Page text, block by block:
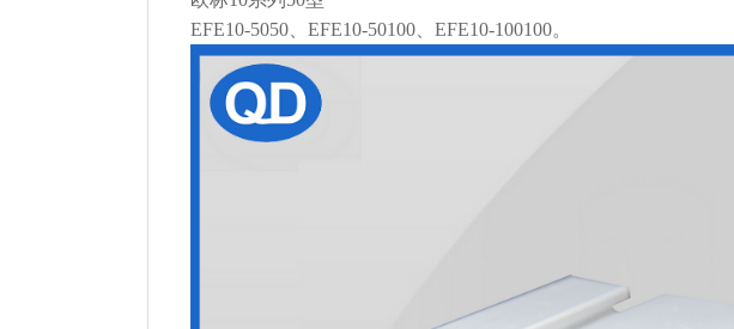
EFE10-5050、EFE10-50100、EFE10-100100。